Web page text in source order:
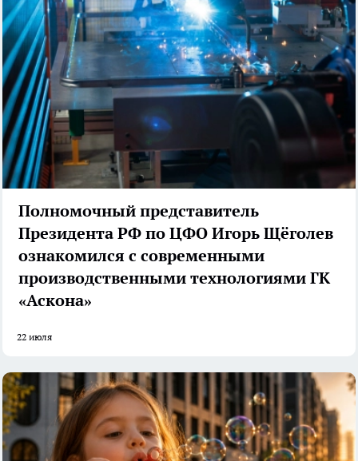
Полномочный представитель
Президента РФ по ЦФО Игорь Щёголев
ознакомился с современными
производственными технологиями ГК
«Аскона»
22 июля